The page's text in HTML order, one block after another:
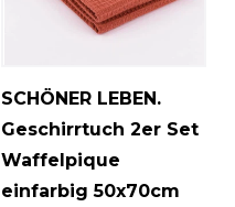
SCHÖNER LEBEN.
Geschirrtuch 2er Set
Waffelpique
einfarbig 50x70cm